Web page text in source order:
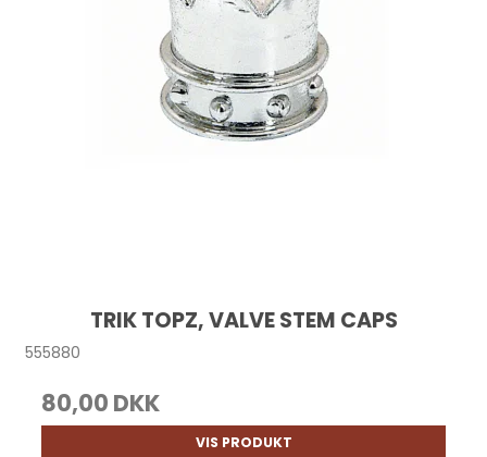
TRIK TOPZ, VALVE STEM CAPS
555880
80,00 DKK
VIS PRODUKT